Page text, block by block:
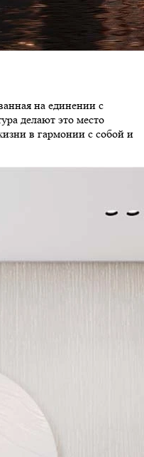
на единении с
делают это место
в гармонии с собой и